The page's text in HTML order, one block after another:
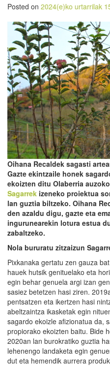
Posted on 2024(e)ko urtarrilak
Oihana Recaldek sagasti
Gazte ekintzaile honek
ekoizten ditu Olaberria
Sagarrek izeneko proiektua
lan guztia biltzeko. Oihana
den azaldu digu, gazte eta
ingurunearekin lotura estua
zabaltzeko.
Nola bururatu zitzaizun
Pixkanaka gertatu zen gauza
hauek hutsik genituelako eta
egin behar genuela argi izan
sasiez betetzen hasi ziren.
pentsatzen eta ikertzen hasi
abeltzaintza ikasketak egin
sagardo ekoizle afizionatua da,
propiorako ekoizten baitu. Bide
2020an lan burokratiko guztia
lehenengo landaketa egin
dut eta hemendik aurrera